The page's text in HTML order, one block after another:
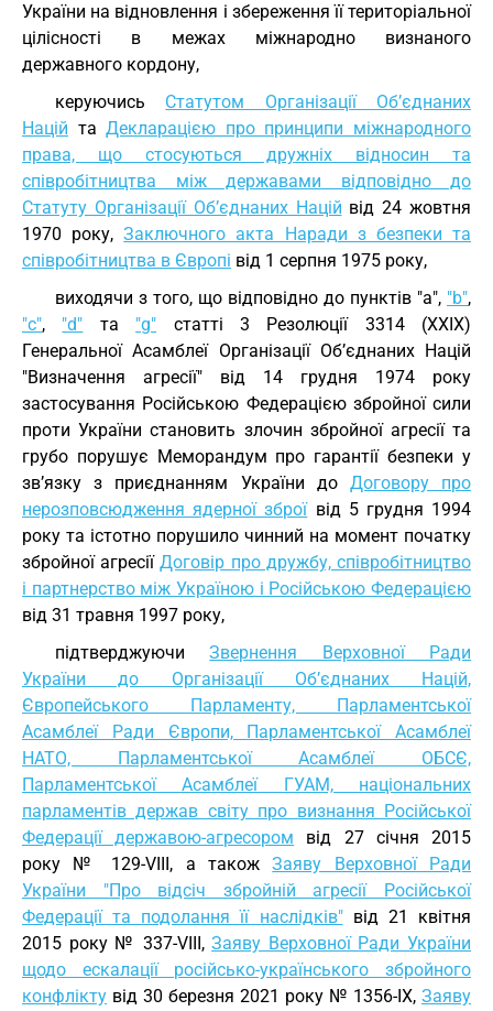
України на відновлення і збереження її територіальної
цілісності в межах міжнародно визнаного
державного кордону,
керуючись Статутом Організації Об’єднаних
Націй таДекларацією про принципи міжнародного
права, що стосуються дружніх відносин та
співробітництва між державами відповідно до
Статуту Організації Об’єднаних Націй від 24 жовтня
1970 року,Заключного акта Наради з безпеки та
співробітництва в Європі від 1 серпня 1975 року,
виходячи з того, що відповідно до пунктів "а", "b",
"c", "d" та "g" статті 3 Резолюції 3314 (XXIX)
Генеральної Асамблеї Організації Об’єднаних Націй
"Визначення агресії" від 14 грудня 1974 року
застосування Російською Федерацією збройної сили
проти України становить злочин збройної агресії та
грубо порушує Меморандум про гарантії безпеки у
зв’язку з приєднанням України до Договору про
нерозповсюдження ядерної зброївід 5 грудня 1994
року та істотно порушило чинний на момент початку
збройної агресіїДоговір про дружбу, співробітництво
і партнерство між Україною і Російською Федерацією
від 31 травня 1997 року,
підтверджуючиЗвернення Верховної Ради
України до Організації Об’єднаних Націй,
Європейського Парламенту, Парламентської
Асамблеї Ради Європи, Парламентської Асамблеї
НАТО, Парламентської Асамблеї ОБСЄ,
Парламентської Асамблеї ГУАМ, національних
парламентів держав світу про визнання Російської
Федерації державою-агресором від 27 січня 2015
року № 129-VIII, а такожЗаяву Верховної Ради
України "Про відсіч збройній агресії Російської
Федерації та подолання її наслідків"від 21 квітня
2015 року № 337-VIII,Заяву Верховної Ради України
щодо ескалації російсько-українського збройного
конфлікту від 30 березня 2021 року № 1356-IX, Заяву